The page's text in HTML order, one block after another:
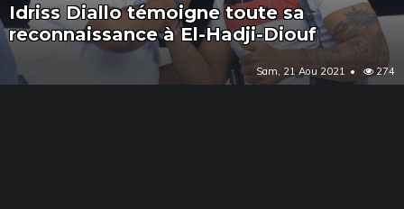
Idriss Diallo témoigne toute sa
reconnaissance à El-Hadji-Diouf
Sam, 21 Aou 2021 274